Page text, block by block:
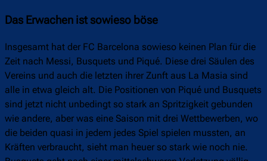
Das Erwachen ist sowieso böse
Insgesamt hat der FC Barcelona sowieso keinen Plan für die
Zeit nach Messi, Busquets und Piqué. Diese drei Säulen des
Vereins und auch die letzten ihrer Zunft aus La Masia sind
alle in etwa gleich alt. Die Positionen von Piqué und Busquets
sind jetzt nicht unbedingt so stark an Spritzigkeit gebunden
wie andere, aber was eine Saison mit drei Wettbewerben, wo
die beiden quasi in jedem jedes Spiel spielen mussten, an
Kräften verbraucht, sieht man heuer so stark wie noch nie.